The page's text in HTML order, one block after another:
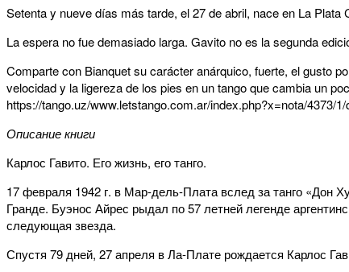
Setenta y nueve días más tarde, el 27 de abril, nace en La Plata
La espera no fue demasiado larga. Gavito no es la segunda
Comparte con Bianquet su carácter anárquico, fuerte, el gusto
velocidad y la ligereza de los pies en un tango que cambia un
https://tango.uz/www.letstango.com.ar/index.php?x=nota/4373/
Описание книги
Карлос Гавито. Его жизнь, его танго.
17 февраля 1942 г. в Мар-дель-Плата вслед за танго «Дон
Гранде. Буэнос Айрес рыдал по 57 летней легенде
следующая звезда.
Спустя 79 дней, 27 апреля в Ла-Плате рождается Карлос